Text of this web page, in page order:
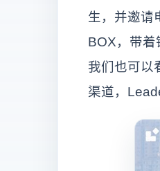
生，并邀请
BOX，带着
我们也可以
渠道，